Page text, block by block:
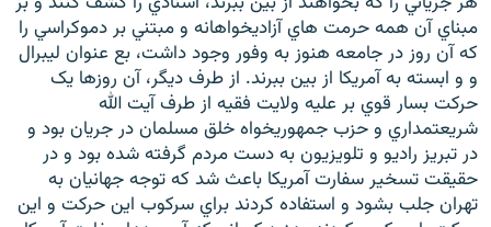
مبناي آن همه حرمت هاي آزاديخواهانه و مبتني بر دموکراسي را
که آن روز در جامعه هنوز به وفور وجود داشت، بع عنوان ليبرال
و و ابسته به آمريکا از بين ببرند. از طرف ديگر، آن روزها يک
حرکت بسار قوي بر عليه ولايت فقيه از طرف آيت الله
شريعتمداري و حزب جمهوريخواه خلق مسلمان در جريان بود و
در تبريز راديو و تلويزيون به دست مردم گرفته شده بود و در
حقيقت تسخير سفارت آمريکا باعث شد که توجه جهانيان به
تهران جلب بشود و استفاده کردند براي سرکوب اين حرکت و اين